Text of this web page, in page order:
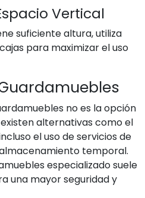
Vertical
suficiente altura, utiliza
para maximizar el uso
no es la opción
alternativas como el
el uso de servicios de
temporal.
especializado suele
una mayor seguridad y